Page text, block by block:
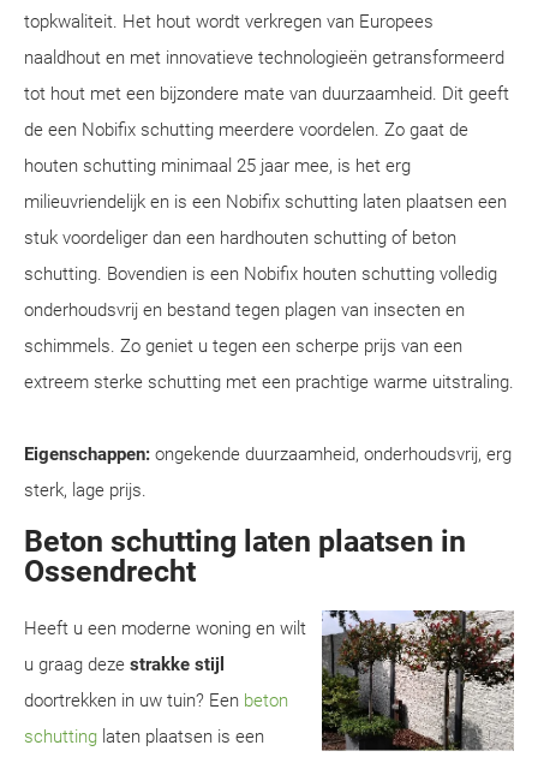
topkwaliteit. Het hout wordt verkregen van Europees
naaldhout en met innovatieve technologieën getransformeerd
tot hout met een bijzondere mate van duurzaamheid. Dit geeft
de een Nobifix schutting meerdere voordelen. Zo gaat de
houten schutting minimaal 25 jaar mee, is het erg
milieuvriendelijk en is een Nobifix schutting laten plaatsen een
stuk voordeliger dan een hardhouten schutting of beton
schutting. Bovendien is een Nobifix houten schutting volledig
onderhoudsvrij en bestand tegen plagen van insecten en
schimmels. Zo geniet u tegen een scherpe prijs van een
extreem sterke schutting met een prachtige warme uitstraling.
Eigenschappen: ongekende duurzaamheid, onderhoudsvrij, erg
sterk, lage prijs.
Beton schutting laten plaatsen in
Ossendrecht
Heeft u een moderne woning en wilt
u graag deze strakke stijl
doortrekken in uw tuin? Een beton
schutting laten plaatsen is een